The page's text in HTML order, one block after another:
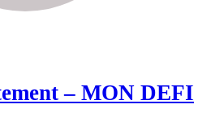
– MON DEFI